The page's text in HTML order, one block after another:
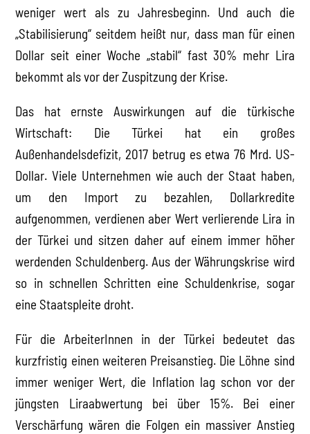
weniger wert als zu Jahresbeginn. Und auch die
„Stabilisierung“ seitdem heißt nur, dass man für einen
Dollar seit einer Woche „stabil“ fast 30% mehr Lira
bekommt als vor der Zuspitzung der Krise.
Das hat ernste Auswirkungen auf die türkische
Wirtschaft: Die Türkei hat ein großes
Außenhandelsdefizit, 2017 betrug es etwa 76 Mrd. US-
Dollar. Viele Unternehmen wie auch der Staat haben,
um den Import zu bezahlen, Dollarkredite
aufgenommen, verdienen aber Wert verlierende Lira in
der Türkei und sitzen daher auf einem immer höher
werdenden Schuldenberg. Aus der Währungskrise wird
so in schnellen Schritten eine Schuldenkrise, sogar
eine Staatspleite droht.
Für die ArbeiterInnen in der Türkei bedeutet das
kurzfristig einen weiteren Preisanstieg. Die Löhne sind
immer weniger Wert, die Inflation lag schon vor der
jüngsten Liraabwertung bei über 15%. Bei einer
Verschärfung wären die Folgen ein massiver Anstieg